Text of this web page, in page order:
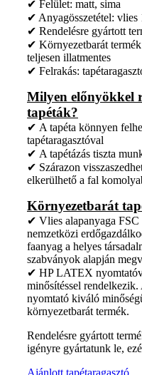
✔ Felület: matt, sima
✔ Anyagösszetétel: vlies
✔ Rendelésre gyártott
✔ Környezetbarát
teljesen illatmentes
✔ Felrakás:
Milyen előnyökkel
tapéták?
✔ A tapéta könnyen
tapétaragasztóval
✔ A tapétázás tiszta
✔ Szárazon
elkerülhető a fal
Környezetbarát
✔ Vlies alapanyaga
nemzetközi
faanyag a helyes
szabványok alapján
✔ HP LATEX
minősítéssel
nyomtató kiváló
környezetbarát termék.
Rendelésre gyártott
igényre gyártatunk le,